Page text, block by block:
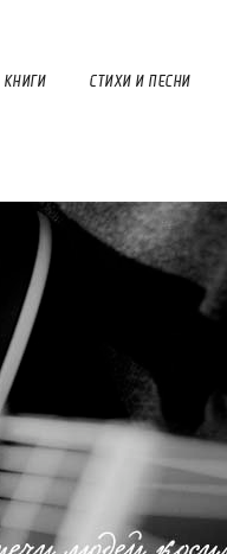
КНИГИ СТИХИ И ПЕСНИ